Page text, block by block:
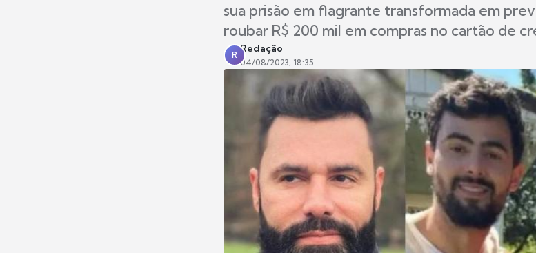
sua prisão em flagrante transformada em
roubar R$ 200 mil em compras no cartão de
R
Redação
04/08/2023, 18:35